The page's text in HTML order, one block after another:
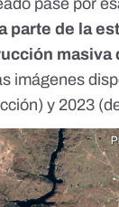
pase por
parte de la
masiva
imágenes
y 2023